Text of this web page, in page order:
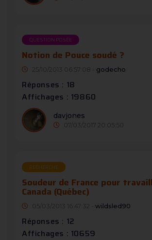
QUESTION POSÉE
Notion de Pouce soudé ?
25/10/2013 06:57:08 - godecho
Réponses : 18
Affichages : 19860
davjones
07/03/2017 20:05:50
RECHERCHE
Soudeur de France pour
Canada (Québec)
05/03/2013 16:47:32 - wildsled90
Réponses : 12
Affichages : 10659